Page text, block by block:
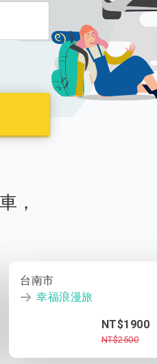
，
台南市
幸福浪漫旅
NT$1900
NT$2500